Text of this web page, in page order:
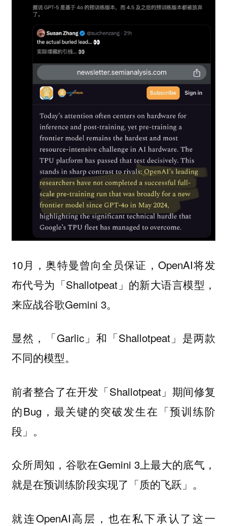
10月，奥特曼曾向全员保证，OpenAI将发
布代号为「Shallotpeat」的新大语言模型，
来应战谷歌Gemini 3。
显然，「Garlic」和「Shallotpeat」是两款
不同的模型。
前者整合了在开发「Shallotpeat」期间修复
的Bug，最关键的突破发生在「预训练阶
段」。
众所周知，谷歌在Gemini 3上最大的底气，
就是在预训练阶段实现了「质的飞跃」。
就连OpenAI高层，也在私下承认了这一